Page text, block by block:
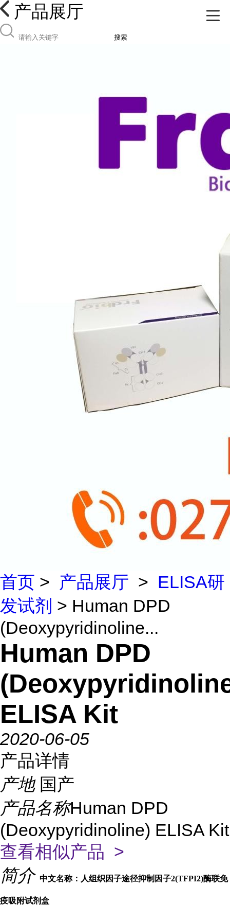
产品展厅
搜索
首页 > 产品展厅 > ELISA研
发试剂 > Human DPD
(Deoxypyridinoline...
Human DPD
ELISA Kit
2020-06-05
产品详情
产地 国产
产品名称Human DPD
(Deoxypyridinoline) ELISA Kit
查看相似产品 >
简介 中文名称：人组织因子途径抑制因子2(TFPI2)酶联免
疫吸附试剂盒